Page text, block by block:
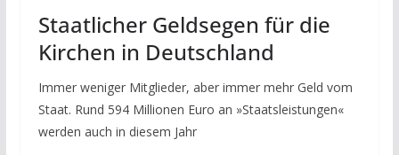
Staatlicher Geldsegen für die
Kirchen in Deutschland
Immer weniger Mitglieder, aber immer mehr Geld vom
Staat. Rund 594 Millionen Euro an »Staatsleistungen«
werden auch in diesem Jahr